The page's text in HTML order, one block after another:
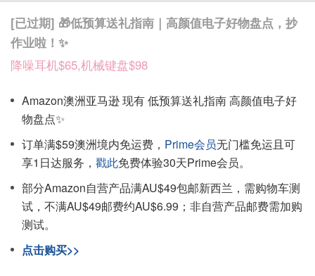
[已过期] 🎁低预算送礼指南｜高颜值电子好物盘点，抄
作业啦！✨
降噪耳机$65,机械键盘$98
Amazon澳洲亚马逊 现有 低预算送礼指南 高颜值电子好
物盘点✨
订单满$59澳洲境内免运费， Prime会员无门槛免运且可
享1日达服务， 戳此免费体验30天Prime会员。
部分Amazon自营产品满AU$49包邮新西兰，需购物车测
试，不满AU$49邮费约AU$6.99；非自营产品邮费需加购
测试。
点击购买>>